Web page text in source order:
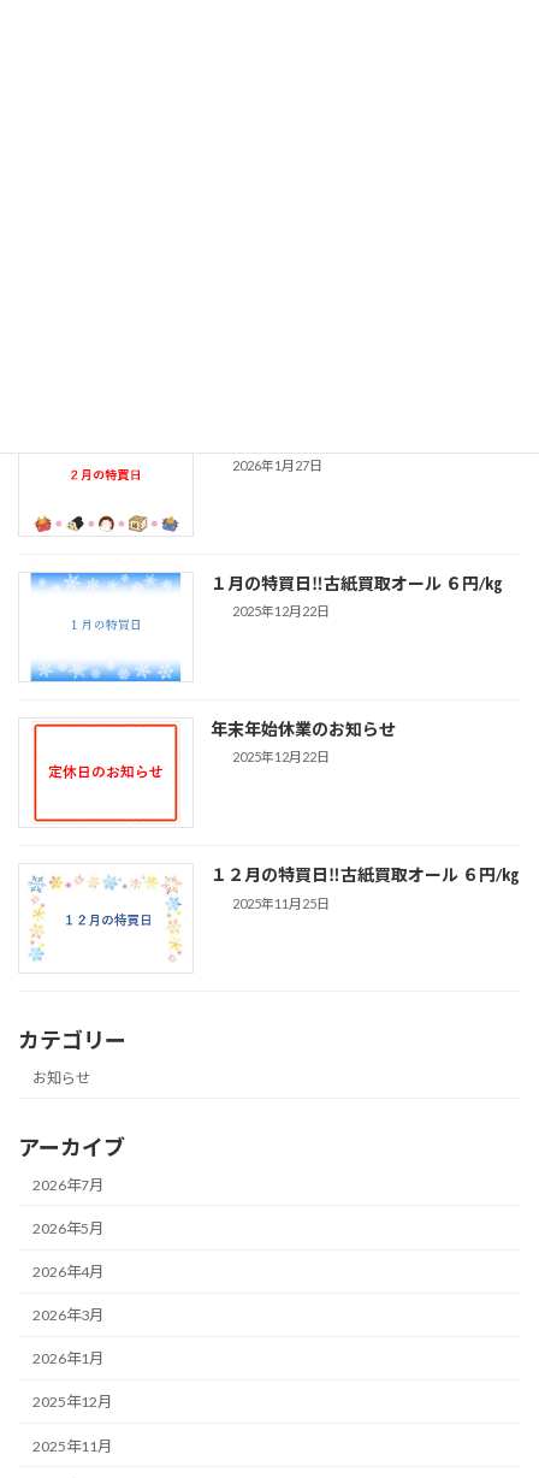
2026年1月27日
１月の特買日‼古紙買取オール ６円/㎏
2025年12月22日
年末年始休業のお知らせ
2025年12月22日
１２月の特買日‼古紙買取オール ６円/㎏
2025年11月25日
カテゴリー
お知らせ
アーカイブ
2026年7月
2026年5月
2026年4月
2026年3月
2026年1月
2025年12月
2025年11月